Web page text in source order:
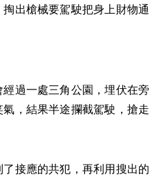
出槍械要駕駛把身上財物通
過一處三角公園，埋伏在旁
，結果半途攔截駕駛，搶走
接應的共犯，再利用搜出的